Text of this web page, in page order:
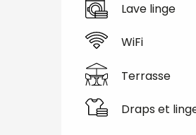
Lave linge
WiFi
Terrasse
Draps et